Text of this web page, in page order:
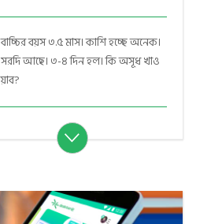
বাচ্চির বয়স ৩.৫ মাস। কাশি হচ্ছে অনেক।
সরদি আছে। ৩-৪ দিন হল। কি অসূধ খাও
য়াব?